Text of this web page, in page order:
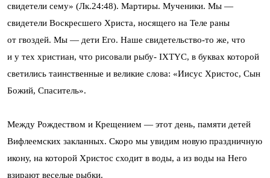
свидетели сему» (Лк.24:48). Мартиры. Мученики. Мы —
свидетели Воскресшего Христа, носящего на Теле раны
от гвоздей. Мы — дети Его. Наше свидетельство-то же, что
и у тех христиан, что рисовали рыбу- IXTYC, в буквах которой
светились таинственные и великие слова: «Иисус Христос, Сын
Божий, Спаситель».
Между Рождеством и Крещением — этот день, памяти детей
Вифлеемских закланных. Скоро мы увидим новую праздничную
икону, на которой Христос сходит в воды, а из воды на Него
взирают веселые рыбки.